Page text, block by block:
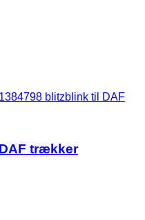
blitzblink til DAF
trækker